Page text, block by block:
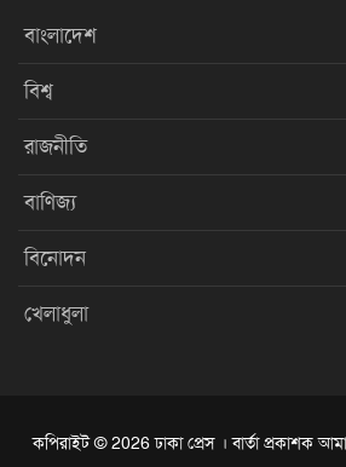
বাংলাদেশ
বিশ্ব
রাজনীতি
বাণিজ্য
বিনোদন
খেলাধুলা
কপিরাইট © 2026 ঢাকা প্রেস । বার্তা প্রকাশক